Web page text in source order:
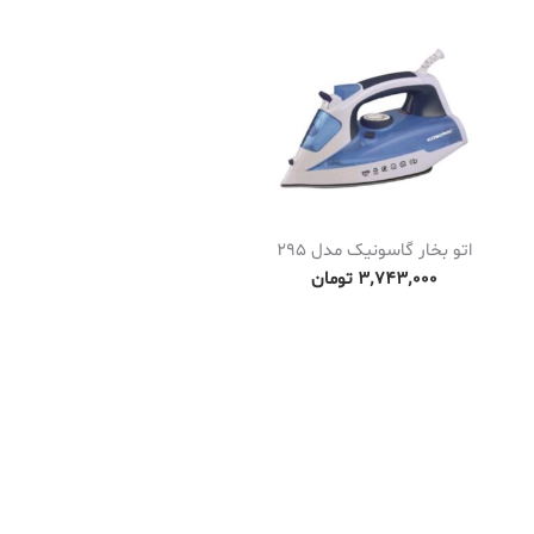
اتو بخار گاسونیک مدل 295
۳٬۷۴۳٬۰۰۰ تومان